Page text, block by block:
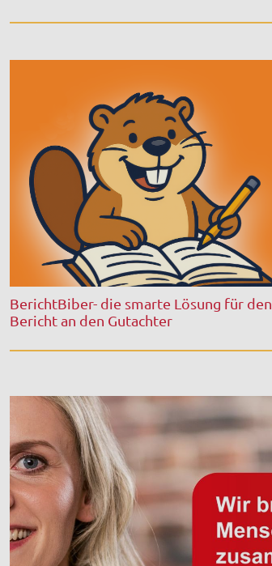
BerichtBiber- die smarte Lösung für den
Bericht an den Gutachter